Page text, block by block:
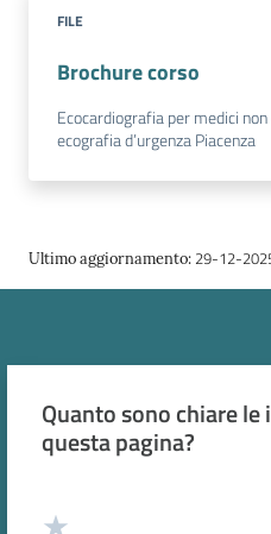
FILE
Brochure corso
Ecocardiografia per medici
ecografia d’urgenza Piacenza
Ultimo aggiornamento: 29-12-
Quanto sono chiare
questa pagina?